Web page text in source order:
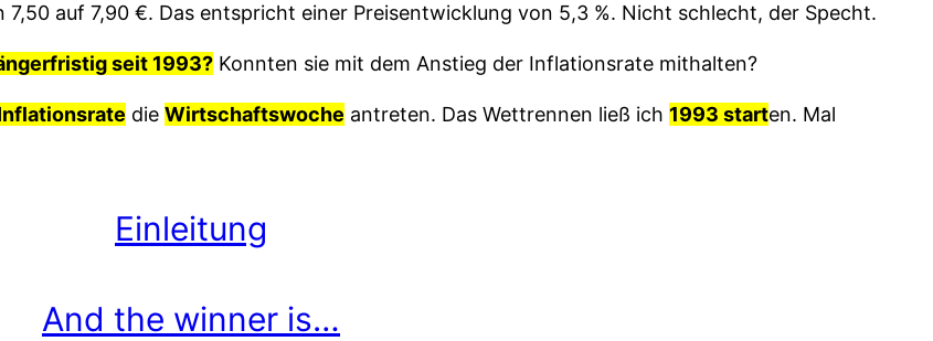
auf 7,90 €. Das entspricht einer Preisentwicklung von 5,3 %. Nicht schlecht, der Specht.
seit 1993? Konnten sie mit dem Anstieg der Inflationsrate mithalten?
die Wirtschaftswoche antreten. Das Wettrennen ließ ich 1993 starten. Mal
Einleitung
And the winner is…